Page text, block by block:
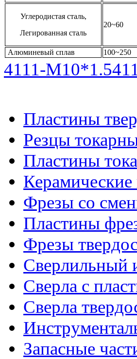
Углеродистая сталь,
Легированная сталь
20~60
Алюминевый сплав 100~250
4111-M10*1.5
Пластины
Резцы
Пластины
Фрезы со
Пластины
Фрезы
Сверлильный
Сверла с
Сверла
Запасные